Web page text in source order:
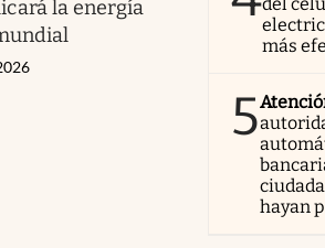
la energía
más
5
hayan